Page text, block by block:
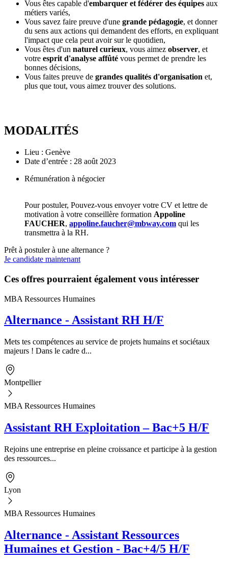
Vous êtes capable d'embarquer et fédérer des équipes aux
métiers variés,
Vous savez faire preuve d'une grande pédagogie, et donner
du sens aux actions qui demandent des efforts, en expliquant
l'impact que cela peut avoir sur le quotidien,
Vous êtes d'un naturel curieux, vous aimez observer, et
votre esprit d'analyse affûté vous permet de prendre les
bonnes décisions,
Vous faites preuve de grandes qualités d'organisation et,
plus que tout, vous aimez trouver des solutions.
MODALITÉS
Lieu : Genève
Date d’entrée : 28 août 2023
Rémunération à négocier
Pour postuler, Pouvez-vous envoyer votre CV et lettre de
motivation à votre conseillère formation Appoline
FAUCHER, appoline.faucher@mbway.com qui les
transmettra à la RH.
Prêt à postuler à une alternance ?
Je candidate maintenant
Ces offres pourraient également vous intéresser
MBA Ressources Humaines
Alternance - Assistant RH H/F
Mets tes compétences au service de projets humains et sociétaux
majeurs ! Dans le cadre d...
Montpellier
MBA Ressources Humaines
Assistant RH Exploitation – Bac+5 H/F
Rejoins une entreprise en pleine croissance et participe à la gestion
des ressources...
Lyon
MBA Ressources Humaines
Alternance - Assistant Ressources
Humaines et Gestion - Bac+4/5 H/F